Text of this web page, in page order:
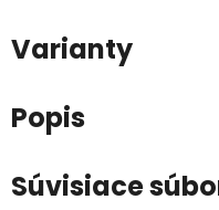
Varianty
Popis
Súvisiace